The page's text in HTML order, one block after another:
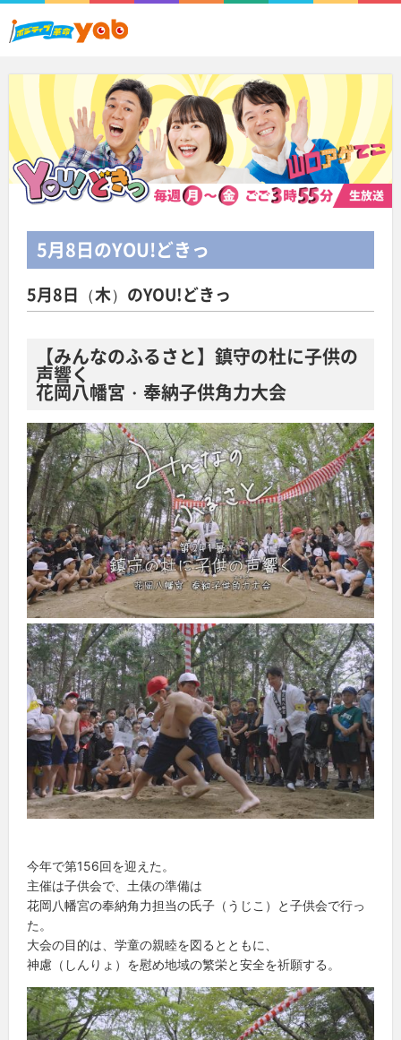
5月8日のYOU!どきっ
5月8日（木）のYOU!どきっ
【みんなのふるさと】鎮守の杜に子供の
声響く
花岡八幡宮・奉納子供角力大会
今年で第156回を迎えた。
主催は子供会で、土俵の準備は
花岡八幡宮の奉納角力担当の氏子（うじこ）と子供会で行っ
た。
大会の目的は、学童の親睦を図るとともに、
神慮（しんりょ）を慰め地域の繁栄と安全を祈願する。